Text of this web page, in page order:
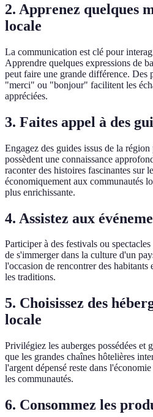
2. Apprenez quelques
locale
La communication est clé pour
Apprendre quelques expressions de
peut faire une grande différence. Des
"merci" ou "bonjour" facilitent les
appréciées.
3. Faites appel à des
Engagez des guides issus de la
possèdent une connaissance
raconter des histoires fascinantes sur
économiquement aux communautés
plus enrichissante.
4. Assistez aux
Participer à des festivals ou
de s'immerger dans la culture d'un
l'occasion de rencontrer des habitants
les traditions.
5. Choisissez des
locale
Privilégiez les auberges possédées et
que les grandes chaînes hôtelières
l'argent dépensé reste dans
les communautés.
6. Consommez les